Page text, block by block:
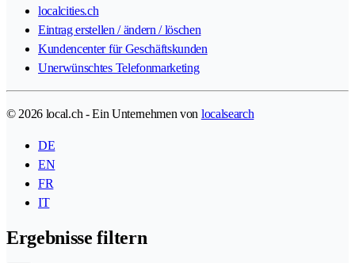
localcities.ch
Eintrag erstellen / ändern / löschen
Kundencenter für Geschäftskunden
Unerwünschtes Telefonmarketing
© 2026 local.ch - Ein Unternehmen von localsearch
DE
EN
FR
IT
Ergebnisse filtern